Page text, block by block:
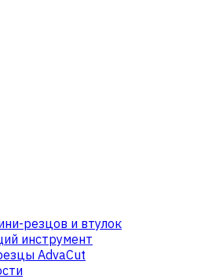
резцов и втулок
инструмент
AdvaCut